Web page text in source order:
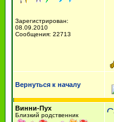
Зарегистрирован:
08.09.2010
Сообщения: 22713
Вернуться к началу
Винни-Пух
Близкий родственник